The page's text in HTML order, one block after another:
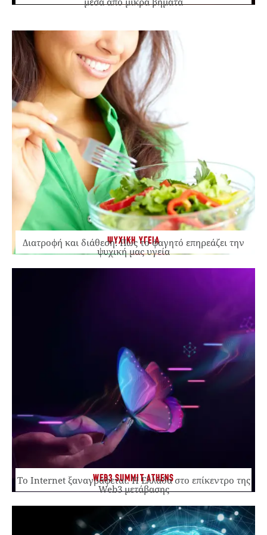
ΨΥΧΙΚΗ ΥΓΕΙΑ
Διατροφή και διάθεση: Πώς το φαγητό επηρεάζει την
ψυχική μας υγεία
WEB3 SUMMIT ATHENS
Το Internet ξαναγράφεται. Η Ελλάδα στο επίκεντρο της
Web3 μετάβασης